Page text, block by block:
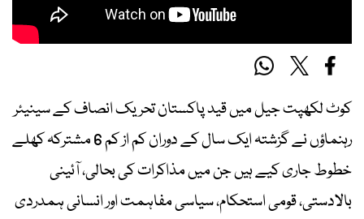
کوٹ لکھپت جیل میں قید پاکستان تحریک انصاف کے سینیئر
رہنماؤں نے گزشتہ ایک سال کے دوران کم از کم 6 مشترکہ کھلے
خطوط جاری کیے ہیں جن میں مذاکرات کی بحالی، آئینی
بالادستی، قومی استحکام، سیاسی مفاہمت اور انسانی ہمدردی